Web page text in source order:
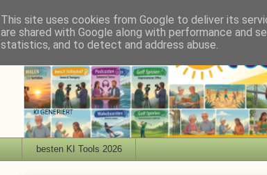
besten KI Tools 2026
This site uses cookies from Google to deliver its
are shared with Google along with performance and
statistics, and to detect and address abuse.